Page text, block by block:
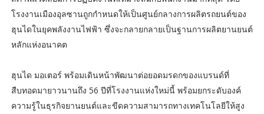
โรงงานเมืองอุลซานถูกกำหนดให้เป็นศูนย์กลางการผลิตรถยนต์ของ
ฮุนไดในยุคพลังงานไฟฟ้า ซึ่งจะกลายกลายเป็นฐานการผลิตยานยนต์
หลักแห่งอนาคต
ฮุนได มอเตอร์ พร้อมเดินหน้าพัฒนาต่อยอดมรดกของแบรนด์ที่
สืบทอดมายาวนานถึง 56 ปีที่โรงงานแห่งใหม่นี้ พร้อมยกระดับองค์
ความรู้ในธุรกิจยานยนต์และขีดความสามารถทางเทคโนโลยีให้สูง